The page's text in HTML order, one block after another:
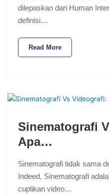
dilepaskan dari Human
definisi…
Read More
Sinematografi
Apa…
Sinematografi tidak sama
Indeed, Sinematografi
cuplikan video…